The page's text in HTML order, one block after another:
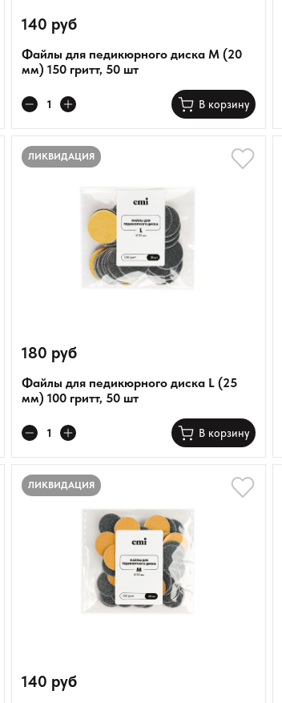
140 руб
Файлы для педикюрного диска M (20
мм) 150 гритт, 50 шт
В корзину
ЛИКВИДАЦИЯ
180 руб
Файлы для педикюрного диска L (25
мм) 100 гритт, 50 шт
В корзину
ЛИКВИДАЦИЯ
140 руб